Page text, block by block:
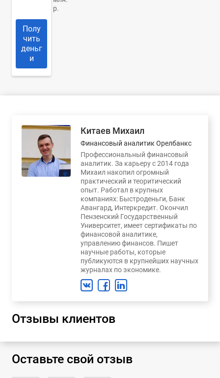
р.
Полу
чить
деньг
и
Китаев Михаил
Финансовый аналитик Орелбанкс
Профессиональный финансовый
аналитик. За карьеру с 2014 года
Михаил накопил огромный
практический и теоритический
опыт. Работал в крупных
компаниях: Быстроденьги, Банк
Авангард, Интеркредит. Окончил
Пензенский Государственный
Университет, имеет сертификаты по
финансовой аналитике,
управлению финансов. Пишет
научные работы, которые
публикуются в крупнейших научных
журналах по экономике.
Отзывы клиентов
Оставьте свой отзыв